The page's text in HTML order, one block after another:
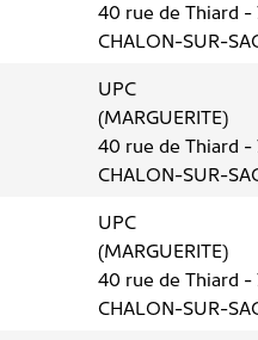
40 rue de Thiard -
CHALON-SUR-
UPC
(MARGUERITE)
40 rue de Thiard -
CHALON-SUR-
UPC
(MARGUERITE)
40 rue de Thiard -
CHALON-SUR-